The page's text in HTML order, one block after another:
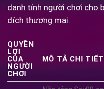
danh tính người chơi cho
đích thương mại.
QUYỀN
LỢI
CỦA
NGƯỜI
CHƠI
MÔ TẢ CHI TIẾT